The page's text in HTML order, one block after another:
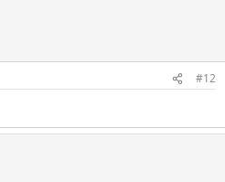
#12